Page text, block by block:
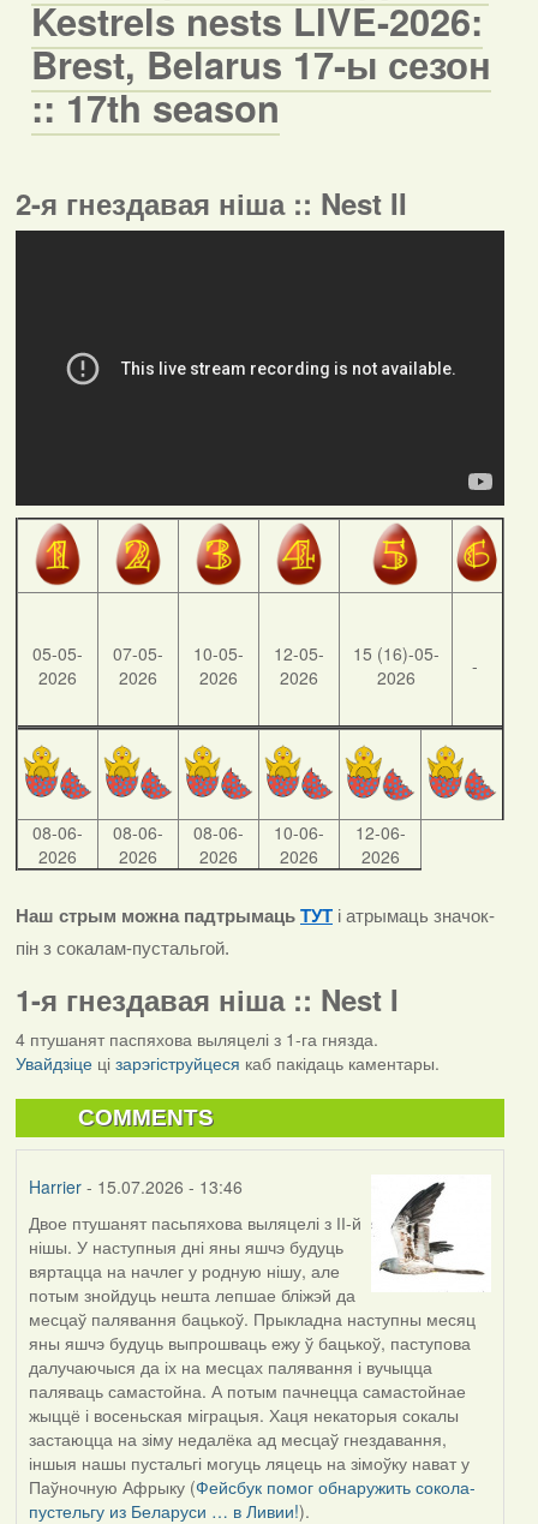
Kestrels nests LIVE-2026:
Brest, Belarus 17-ы сезон
:: 17th season
2-я гнездавая ніша :: Nest II
05-05-
2026
07-05-
2026
10-05-
2026
12-05-
2026
15 (16)-05-
2026
-
08-06-
2026
08-06-
2026
08-06-
2026
10-06-
2026
12-06-
2026
Наш стрым можна падтрымаць ТУТ і атрымаць значок-
пін з сокалам-пустальгой.
1-я гнездавая ніша :: Nest I
4 птушанят паспяхова выляцелі з 1-га гнязда.
Увайдзіцеці зарэгіструйцеся каб пакідаць каментары.
COMMENTS
Harrier- 15.07.2026 - 13:46
Двое птушанят пасьпяхова выляцелі з ІІ-й
нішы. У наступныя дні яны яшчэ будуць
вяртацца на начлег у родную нішу, але
потым знойдуць нешта лепшае бліжэй да
месцаў палявання бацькоў. Прыкладна наступны месяц
яны яшчэ будуць выпрошваць ежу ў бацькоў, паступова
далучаючыся да іх на месцах палявання і вучыцца
паляваць самастойна. А потым пачнецца самастойнае
жыццё і восеньская міграцыя. Хаця некаторыя сокалы
застаюцца на зіму недалёка ад месцаў гнездавання,
іншыя нашы пустальгі могуць ляцець на зімоўку нават у
Паўночную Афрыку (Фейсбук помог обнаружить сокола-
пустельгу из Беларуси … в Ливии!).